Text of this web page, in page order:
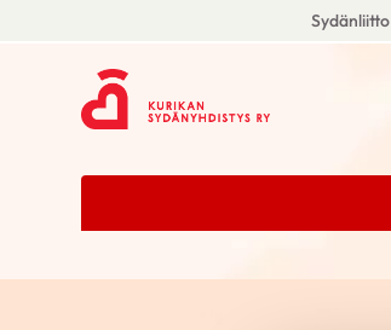
Sydänliitto